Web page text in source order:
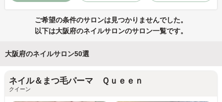
ご希望の条件のサロンは見つかりませんでした。
以下は大阪府のネイルサロンのサロン一覧です。
大阪府のネイルサロン50選
ネイル＆まつ毛パーマ Ｑｕｅｅｎ
クイーン